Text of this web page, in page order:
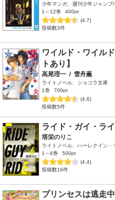
少年マンガ、週刊少年ジャン
1～12巻
400pt
(4.7)
投稿数3件
ワイルド・ワイル
トあり】
高尾理一 / 雪舟薫
ライトノベル、ショコラ文庫
1巻
700pt
(4.6)
投稿数5件
ライド・ガイ・ラ
塔栄のりこ
ライトノベル、ハーレクイン・
1～6巻
500pt
(4.4)
投稿数16件
プリンセスは逃走中